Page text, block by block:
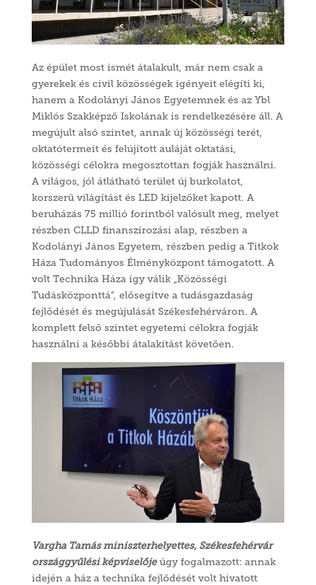
Az épület most ismét átalakult, már nem csak a
gyerekek és civil közösségek igényeit elégíti ki,
hanem a Kodolányi János Egyetemnek és az Ybl
Miklós Szakképző Iskolának is rendelkezésére áll. A
megújult alsó szintet, annak új közösségi terét,
oktatótermeit és felújított auláját oktatási,
közösségi célokra megosztottan fogják használni.
A világos, jól átlátható terület új burkolatot,
korszerű világítást és LED kijelzőket kapott. A
beruházás 75 millió forintból valósult meg, melyet
részben CLLD finanszírozási alap, részben a
Kodolányi János Egyetem, részben pedig a Titkok
Háza Tudományos Élményközpont támogatott. A
volt Technika Háza így válik „Közösségi
Tudásközponttá”, elősegítve a tudásgazdaság
fejlődését és megújulását Székesfehérváron. A
komplett felső szintet egyetemi célokra fogják
használni a későbbi átalakítást követően.
Vargha Tamás miniszterhelyettes, Székesfehérvár
országgyűlési képviselőjeúgy fogalmazott: annak
idején a ház a technika fejlődését volt hivatott